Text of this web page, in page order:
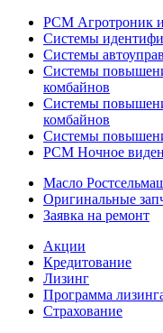
РСМ Агротроник и
Системы
Системы
Системы
комбайнов
Системы
комбайнов
Системы
РСМ Ночное
Масло
Оригинальные
Заявка на ремонт
Акции
Кредитование
Лизинг
Программа
Страхование